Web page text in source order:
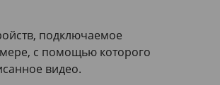
подключаемое
с помощью которого
видео.